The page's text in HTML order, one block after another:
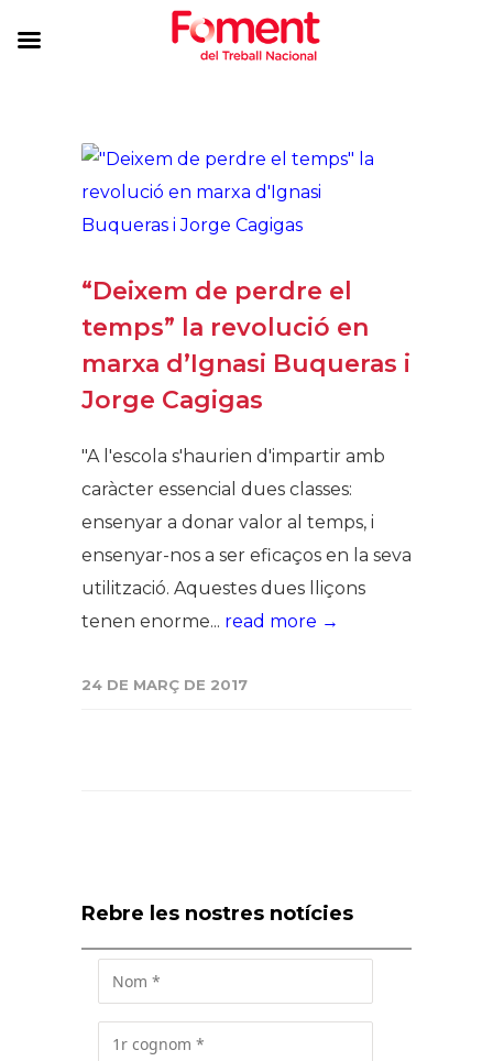
“Deixem de perdre el
temps” la revolució en
marxa d’Ignasi Buqueras i
Jorge Cagigas
"A l'escola s'haurien d'impartir amb
caràcter essencial dues classes:
ensenyar a donar valor al temps, i
ensenyar-nos a ser eficaços en la seva
utilització. Aquestes dues lliçons
tenen enorme... read more →
24 DE MARÇ DE 2017
Rebre les nostres notícies